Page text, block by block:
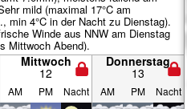
mild (maximal 17°C am
min 4°C in der Nacht zu Dienstag).
Winde aus NNW am Dienstag
Mittwoch Abend).
Mittwoch
12
Donnerstag
13
AM PM Nacht AM PM Nacht